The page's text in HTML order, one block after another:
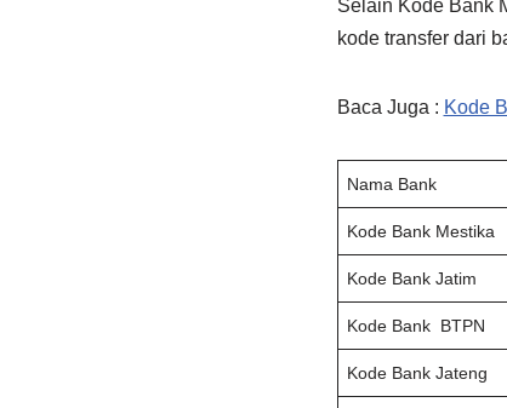
Selain Kode Bank
kode transfer dari
Baca Juga : Kode
Nama Bank
Kode Bank Mestika
Kode Bank Jatim
Kode Bank BTPN
Kode Bank Jateng